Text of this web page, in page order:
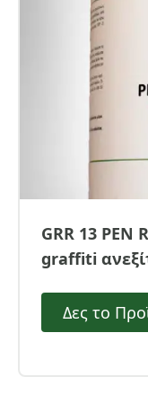
GRR 13 PEN
graffiti
Δες το